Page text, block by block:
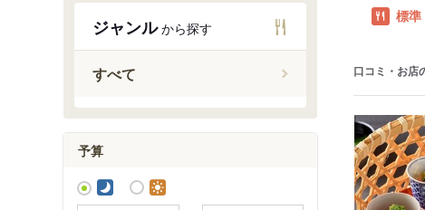
田原町駅
浅草駅（つ
ジャンルから探す
すべて
予算
標準
口コミ・お店